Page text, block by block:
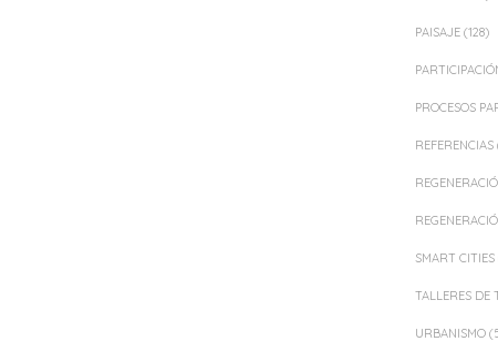
PAISAJE (128)
PROCESOS
REFERENCIAS
SMART CITIES
TALLERES DE
URBANISMO